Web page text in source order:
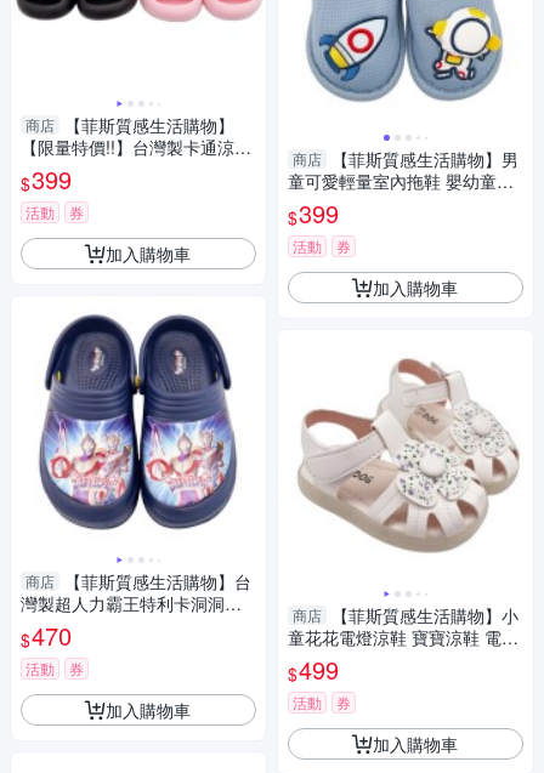
商店
【菲斯質感生活購物】
【限量特價!!】台灣製卡通涼拖
鞋 多款可選 蜘蛛人 冰雪奇緣
中大童鞋
$399
活動 券
加入購物車
商店
【菲斯質感生活購物】台
灣製超人力霸王特利卡洞洞鞋
童鞋 嬰幼童鞋 嬰幼鞋 涼鞋 男
大童 男童鞋
$470
活動 券
加入購物車
商店
【菲斯質感生活購物】男
童可愛輕量室內拖鞋 嬰幼童鞋
中大童 童鞋 保暖拖鞋 透氣拖鞋
防滑拖鞋
$399
活動 券
加入購物車
商店
【菲斯質感生活購物】小
童花花電燈涼鞋 寶寶涼鞋 電燈
涼鞋 童鞋 卡通童鞋 女童鞋 寶
寶鞋 燈鞋
$499
活動 券
加入購物車